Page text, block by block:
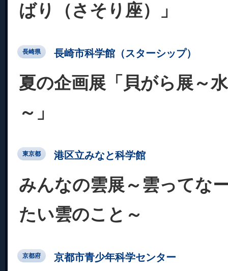
ばり（さそり座）」
長崎県 長崎市科学館（スターシップ）
夏の企画展「貝がら展～
～」
東京都 港区立みなと科学館
みんなの雲展～雲ってな
たい雲のこと～
京都府 京都市青少年科学センター